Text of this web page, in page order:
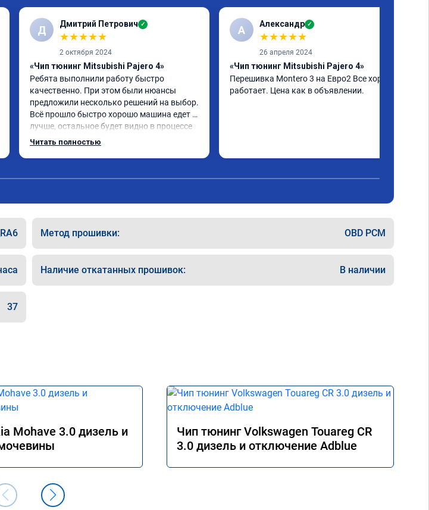
Д Дмитрий Петрович ✓
★★★★★
2 октября 2024
«Чип тюнинг Mitsubishi Pajero 4»
Ребята выполнили работу быстро
качественно. При этом были нюансы
предложили несколько решений на выбор.
Всё прошло быстро хорошо машина едет
лучше, остальное будет видно в процессе
эксплуатации
Читать полностью
А Александр ✓
★★★★★
26 апреля 2024
«Чип тюнинг Mitsubishi Pajero 4»
Перешивка Montero 3 на Евро2 Все хорошо
работает. Цена как в объявлении.
Метод прошивки: OBD PCM
Наличие откатанных прошивок: В наличии
37
Mohave 3.0 дизель и
Чип тюнинг Volkswagen Touareg CR
3.0 дизель и отключение Adblue